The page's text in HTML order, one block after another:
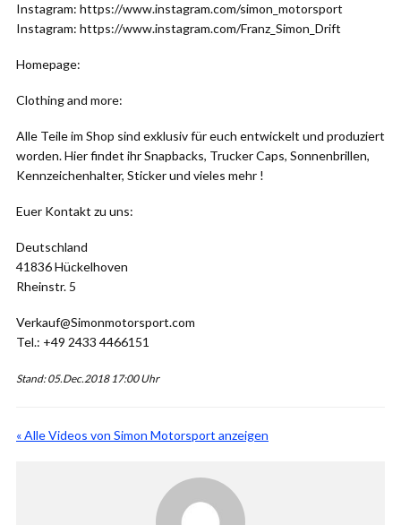
Instagram: https://www.instagram.com/simon_motorsport
Instagram: https://www.instagram.com/Franz_Simon_Drift
Homepage:
Clothing and more:
Alle Teile im Shop sind exklusiv für euch entwickelt und produziert
worden. Hier findet ihr Snapbacks, Trucker Caps, Sonnenbrillen,
Kennzeichenhalter, Sticker und vieles mehr !
Euer Kontakt zu uns:
Deutschland
41836 Hückelhoven
Rheinstr. 5
Verkauf@Simonmotorsport.com
Tel.: +49 2433 4466151
Stand: 05.Dec.2018 17:00 Uhr
« Alle Videos von Simon Motorsport anzeigen